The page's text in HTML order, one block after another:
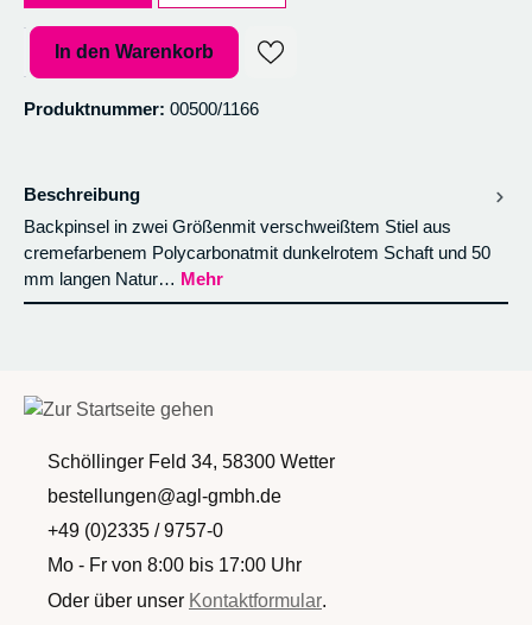
Produkt Anzahl: Gib den gewünschten Wert ein oder benutze die
In den Warenkorb
Produktnummer: 00500/1166
Beschreibung
Backpinsel in zwei Größenmit verschweißtem Stiel aus
cremefarbenem Polycarbonatmit dunkelrotem Schaft und 50
mm langen Natur… Mehr
Schöllinger Feld 34, 58300 Wetter
bestellungen@agl-gmbh.de
+49 (0)2335 / 9757-0
Mo - Fr von 8:00 bis 17:00 Uhr
Oder über unser Kontaktformular.